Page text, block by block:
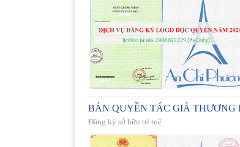
BẢN QUYỀN TÁC GIẢ THƯƠNG
Đăng ký sở hữu trí tuệ